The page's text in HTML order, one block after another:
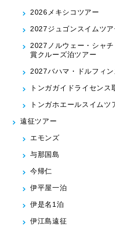
2026メキシコツアー
2027ジュゴンスイムツ
2027ノルウェー・シャ
賞クルーズ泊ツアー
2027バハマ・ドルフィ
トンガガイドライセンス
トンガホエールスイムツ
遠征ツアー
エモンズ
与那国島
今帰仁
伊平屋一泊
伊是名1泊
伊江島遠征